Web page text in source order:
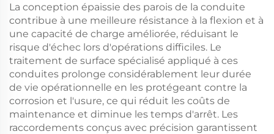
La conception épaissie des parois de la conduite
contribue à une meilleure résistance à la flexion et à
une capacité de charge améliorée, réduisant le
risque d'échec lors d'opérations difficiles. Le
traitement de surface spécialisé appliqué à ces
conduites prolonge considérablement leur durée
de vie opérationnelle en les protégeant contre la
corrosion et l'usure, ce qui réduit les coûts de
maintenance et diminue les temps d'arrêt. Les
raccordements conçus avec précision garantissent